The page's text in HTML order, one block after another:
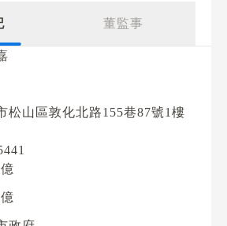
董監事
松山區敦化北路155巷87號1樓